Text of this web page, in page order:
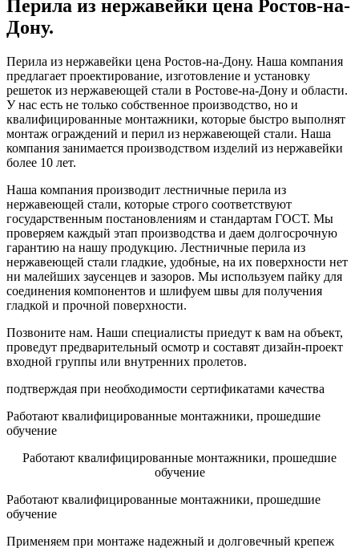
Перила из нержавейки цена Ростов-на-
Дону.
Перила из нержавейки цена Ростов-на-Дону. Наша компания
предлагает проектирование, изготовление и установку
решеток из нержавеющей стали в Ростове-на-Дону и области.
У нас есть не только собственное производство, но и
квалифицированные монтажники, которые быстро выполнят
монтаж ограждений и перил из нержавеющей стали. Наша
компания занимается производством изделий из нержавейки
более 10 лет.
Наша компания производит лестничные перила из
нержавеющей стали, которые строго соответствуют
государственным постановлениям и стандартам ГОСТ. Мы
проверяем каждый этап производства и даем долгосрочную
гарантию на нашу продукцию. Лестничные перила из
нержавеющей стали гладкие, удобные, на их поверхности нет
ни малейших заусенцев и зазоров. Мы используем пайку для
соединения компонентов и шлифуем швы для получения
гладкой и прочной поверхности.
Позвоните нам. Наши специалисты приедут к вам на объект,
проведут предварительный осмотр и составят дизайн-проект
входной группы или внутренних пролетов.
подтверждая при необходимости сертификатами качества
Работают квалифицированные монтажники, прошедшие
обучение
Работают квалифицированные монтажники, прошедшие
обучение
Работают квалифицированные монтажники, прошедшие
обучение
Применяем при монтаже надежный и долговечный крепеж